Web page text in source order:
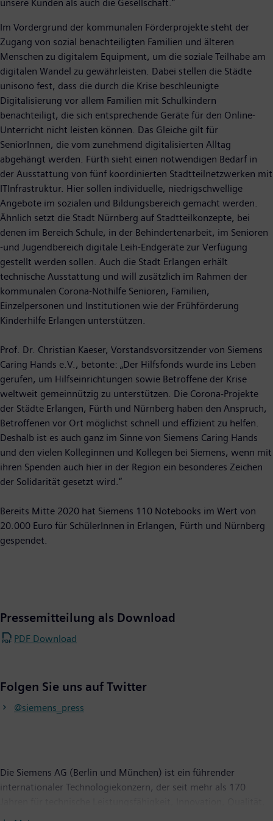
unsere Kunden als auch die Gesellschaft.“
Im Vordergrund der kommunalen Förderprojekte steht der
Zugang von sozial benachteiligten Familien und älteren
Menschen zu digitalem Equipment, um die soziale Teilhabe am
digitalen Wandel zu gewährleisten. Dabei stellen die Städte
unisono fest, dass die durch die Krise beschleunigte
Digitalisierung vor allem Familien mit Schulkindern
benachteiligt, die sich entsprechende Geräte für den Online-
Unterricht nicht leisten können. Das Gleiche gilt für
SeniorInnen, die vom zunehmend digitalisierten Alltag
abgehängt werden. Fürth sieht einen notwendigen Bedarf in
der Ausstattung von fünf koordinierten Stadtteilnetzwerken mit
ITInfrastruktur. Hier sollen individuelle, niedrigschwellige
Angebote im sozialen und Bildungsbereich gemacht werden.
Ähnlich setzt die Stadt Nürnberg auf Stadtteilkonzepte, bei
denen im Bereich Schule, in der Behindertenarbeit, im Senioren
-und Jugendbereich digitale Leih-Endgeräte zur Verfügung
gestellt werden sollen. Auch die Stadt Erlangen erhält
technische Ausstattung und will zusätzlich im Rahmen der
kommunalen Corona-Nothilfe Senioren, Familien,
Einzelpersonen und Institutionen wie der Frühförderung
Kinderhilfe Erlangen unterstützen.
Prof. Dr. Christian Kaeser, Vorstandsvorsitzender von Siemens
Caring Hands e.V., betonte: „Der Hilfsfonds wurde ins Leben
gerufen, um Hilfseinrichtungen sowie Betroffene der Krise
weltweit gemeinnützig zu unterstützen. Die Corona-Projekte
der Städte Erlangen, Fürth und Nürnberg haben den Anspruch,
Betroffenen vor Ort möglichst schnell und effizient zu helfen.
Deshalb ist es auch ganz im Sinne von Siemens Caring Hands
und den vielen Kolleginnen und Kollegen bei Siemens, wenn mit
ihren Spenden auch hier in der Region ein besonderes Zeichen
der Solidarität gesetzt wird.“
Bereits Mitte 2020 hat Siemens 110 Notebooks im Wert von
20.000 Euro für SchülerInnen in Erlangen, Fürth und Nürnberg
gespendet.
Pressemitteilung als Download
PDF Download
Folgen Sie uns auf Twitter
@siemens_press
Die Siemens AG (Berlin und München) ist ein führender
internationaler Technologiekonzern, der seit mehr als 170
Zuverlässigkeit und Internationalität steht. Das Unternehmen